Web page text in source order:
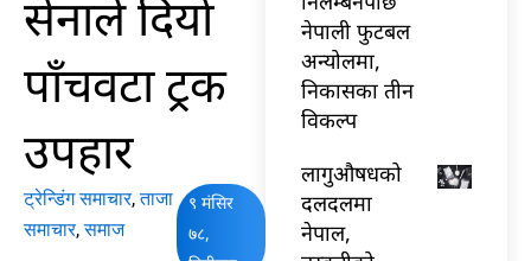
सेनाले दियाे
पाँचवटा ट्रक
उपहार
ट्रेन्डिंग समाचार,ताजा
समाचार,समाज
९ मंसिर
७८,
नेपाली फुटबल
अन्योलमा,
निकासका तीन
विकल्प
लागुऔषधको
दलदलमा
नेपाल,